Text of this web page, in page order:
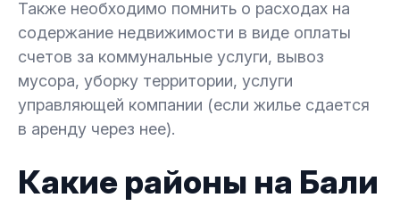
Также необходимо помнить о расходах на
содержание недвижимости в виде оплаты
счетов за коммунальные услуги, вывоз
мусора, уборку территории, услуги
управляющей компании (если жилье сдается
в аренду через нее).
Какие районы на Бали